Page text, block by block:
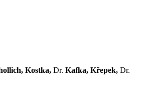
Kostka, Dr. Kafka, Křepek, Dr.